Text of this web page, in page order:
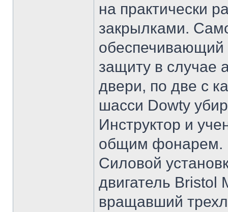
на практически
закрылками.
обеспечивающий
защиту в случае
двери, по две с
шасси Dowty
Инструктор и
общим фонарем.
Силовой
двигатель
вращавший